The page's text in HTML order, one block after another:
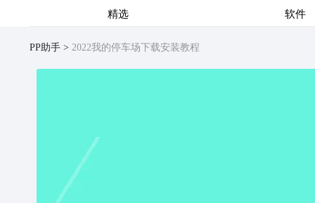
精选 软件
PP助手 2022我的停车场下载安装教程